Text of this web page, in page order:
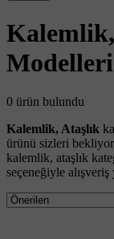
Modelleri
0 ürün bulundu
Kalemlik, Ataşlık
ürünü sizleri
kalemlik, ataşlık
seçeneğiyle